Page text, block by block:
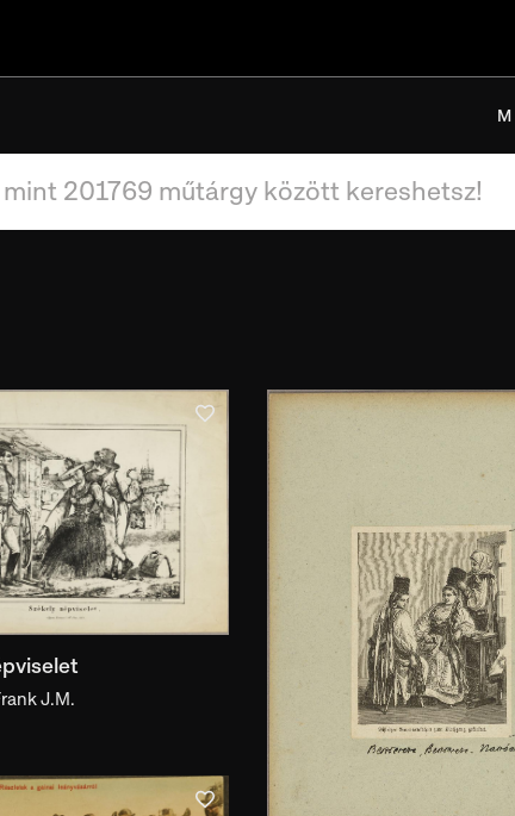
Használat helye
használat helye
Anyag
J.M.